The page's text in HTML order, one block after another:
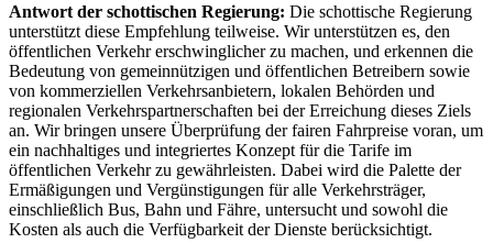
Antwort der schottischen Regierung: Die schottische Regierung
unterstützt diese Empfehlung teilweise. Wir unterstützen es, den
öffentlichen Verkehr erschwinglicher zu machen, und erkennen die
Bedeutung von gemeinnützigen und öffentlichen Betreibern sowie
von kommerziellen Verkehrsanbietern, lokalen Behörden und
regionalen Verkehrspartnerschaften bei der Erreichung dieses Ziels
an. Wir bringen unsere Überprüfung der fairen Fahrpreise voran, um
ein nachhaltiges und integriertes Konzept für die Tarife im
öffentlichen Verkehr zu gewährleisten. Dabei wird die Palette der
Ermäßigungen und Vergünstigungen für alle Verkehrsträger,
einschließlich Bus, Bahn und Fähre, untersucht und sowohl die
Kosten als auch die Verfügbarkeit der Dienste berücksichtigt.